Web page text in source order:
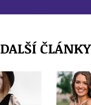
DALŠÍ ČLÁNKY